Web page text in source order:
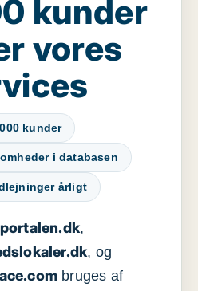
kunder
vores
kunder
i databasen
årligt
,
, og
bruges af